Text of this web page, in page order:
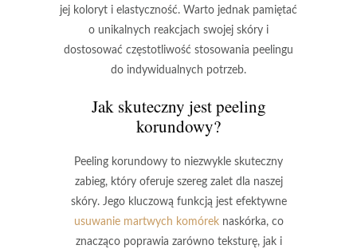
jej koloryt i elastyczność. Warto jednak pamiętać
o unikalnych reakcjach swojej skóry i
dostosować częstotliwość stosowania peelingu
do indywidualnych potrzeb.
Jak skuteczny jest peeling
korundowy?
Peeling korundowy to niezwykle skuteczny
zabieg, który oferuje szereg zalet dla naszej
skóry. Jego kluczową funkcją jest efektywne
usuwanie martwych komóreknaskórka, co
znacząco poprawia zarówno teksturę, jak i